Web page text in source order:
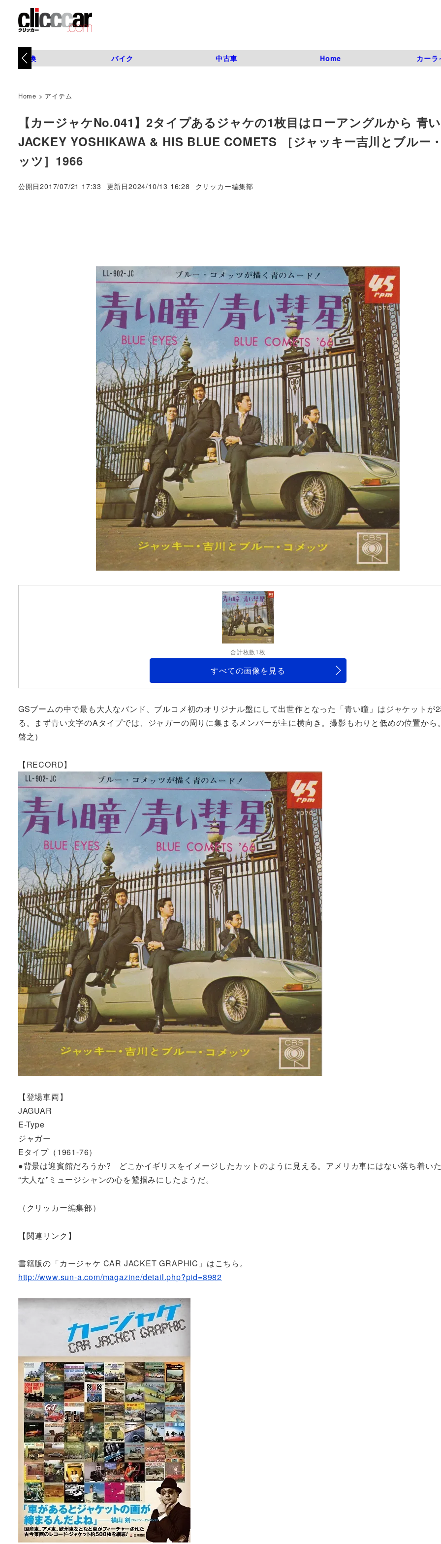
タイヤ交換 バイク 中古車 Home カーラ
Home > アイテム
【カージャケNo.041】2タイプあるジャケの1枚目はローアングルから 青
JACKEY YOSHIKAWA & HIS BLUE COMETS ［ジャッキー吉川とブルー
ッツ］1966
公開日2017/07/21 17:33 更新日2024/10/13 16:28
著
クリッカー編集部
合計枚数1枚
すべての画像を見る
GSブームの中で最も大人なバンド、ブルコメ初のオリジナル盤にして出世作となった「青い瞳」はジャケットが
る。まず青い文字のAタイプでは、ジャガーの周りに集まるメンバーが主に横向き。撮影もわりと低めの位置から
啓之）
【RECORD】
【登場車両】
JAGUAR
E-Type
ジャガー
Eタイプ（1961-76）
●背景は迎賓館だろうか? どこかイギリスをイメージしたカットのように見える。アメリカ車にはない落ち着い
“大人な”ミュージシャンの心を鷲掴みにしたようだ。
（クリッカー編集部）
【関連リンク】
書籍版の「カージャケ CAR JACKET GRAPHIC」はこちら。
http://www.sun-a.com/magazine/detail.php?pid=8982